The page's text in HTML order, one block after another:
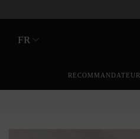
FR
RECOMMANDATEUR